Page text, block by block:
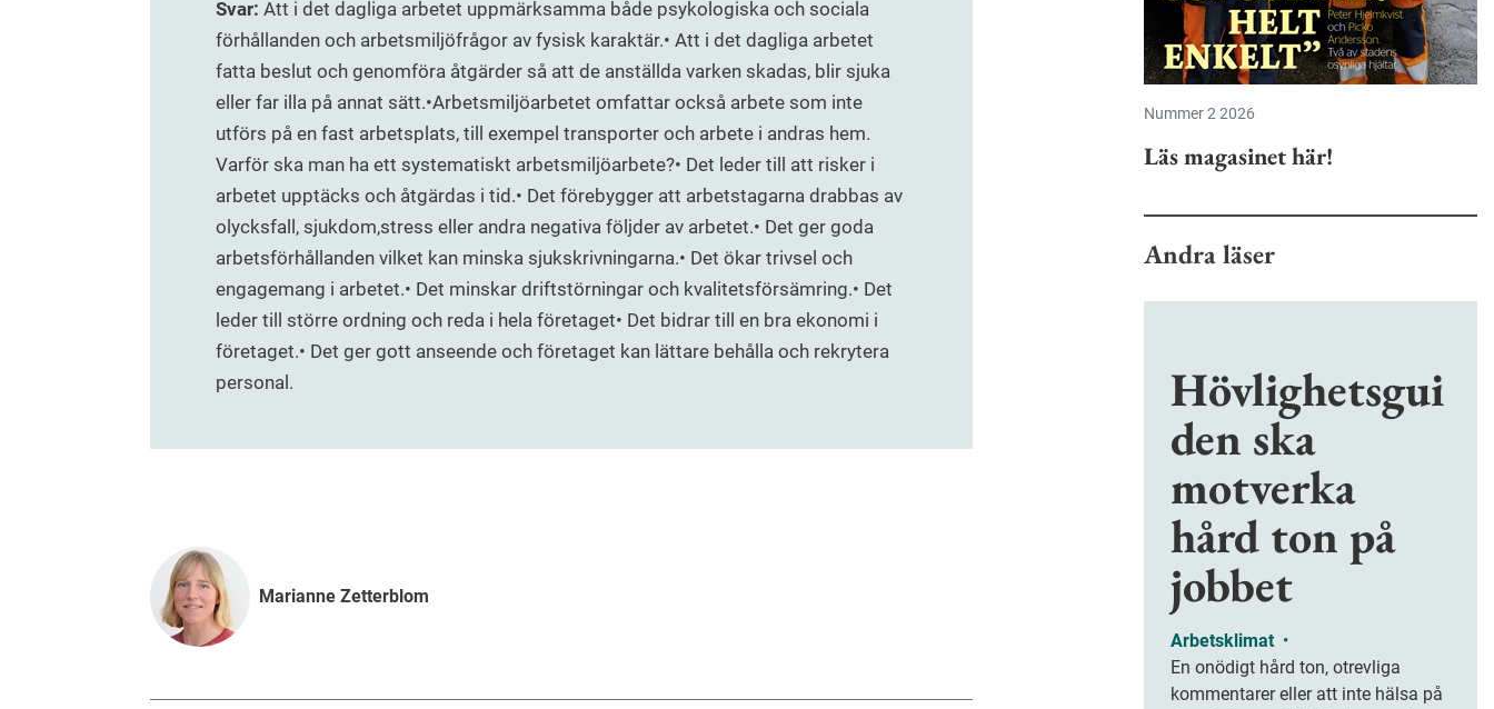
Svar: Att i det dagliga arbetet uppmärksamma både psykologiska och sociala
förhållanden och arbetsmiljöfrågor av fysisk karaktär.• Att i det dagliga arbetet
fatta beslut och genomföra åtgärder så att de anställda varken skadas, blir sjuka
eller far illa på annat sätt.•Arbetsmiljöarbetet omfattar också arbete som inte
utförs på en fast arbetsplats, till exempel transporter och arbete i andras hem.
Varför ska man ha ett systematiskt arbetsmiljöarbete?• Det leder till att risker i
arbetet upptäcks och åtgärdas i tid.• Det förebygger att arbetstagarna drabbas av
olycksfall, sjukdom,stress eller andra negativa följder av arbetet.• Det ger goda
arbetsförhållanden vilket kan minska sjukskrivningarna.• Det ökar trivsel och
engagemang i arbetet.• Det minskar driftstörningar och kvalitetsförsämring.• Det
leder till större ordning och reda i hela företaget• Det bidrar till en bra ekonomi i
företaget.• Det ger gott anseende och företaget kan lättare behålla och rekrytera
personal.
Marianne Zetterblom
Nummer 2 2026
Läs magasinet här!
Andra läser
Hövlighetsgui
den ska
motverka
hård ton på
jobbet
Arbetsklimat •
En onödigt hård ton, otrevliga
kommentarer eller att inte hälsa på